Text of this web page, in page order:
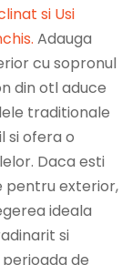
si Usi
. Adauga
cu sopronul
din otl aduce
traditionale
si ofera o
Daca esti
pentru exterior,
ideala
si
de